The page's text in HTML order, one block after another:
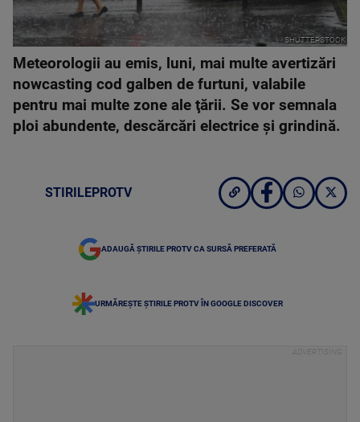
SHUTTERSTOCK
Meteorologii au emis, luni, mai multe avertizări
nowcasting cod galben de furtuni, valabile
pentru mai multe zone ale ţării. Se vor semnala
ploi abundente, descărcări electrice şi grindină.
STIRILEPROTV
ADAUGĂ ȘTIRILE PROTV CA SURSĂ PREFERATĂ
URMĂREȘTE ȘTIRILE PROTV ÎN GOOGLE DISCOVER